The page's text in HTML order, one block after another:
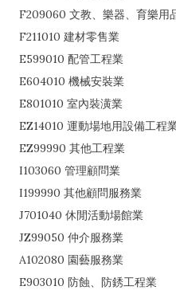
F209060 文教、樂器、育樂用
F211010 建材零售業
E599010 配管工程業
E604010 機械安裝業
E801010 室內裝潢業
EZ14010 運動場地用設備工程
EZ99990 其他工程業
I103060 管理顧問業
I199990 其他顧問服務業
J701040 休閒活動場館業
JZ99050 仲介服務業
A102080 園藝服務業
E903010 防蝕、防銹工程業